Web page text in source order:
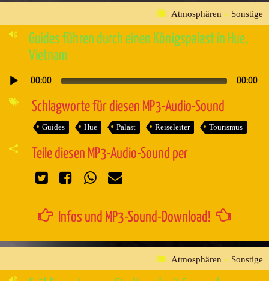
Atmosphären » Sonstige
Guides führen durch einen Königspalast in Hue,
Vietnam
Audio-
00:00 00:00
Schlagworte für diesen MP3-Audio-Sound
Guides Hue Palast Reiseleiter Tourismus
Teile diesen MP3-Audio-Sound per
Infos und MP3-Sound-Download!
Atmosphären » Sonstige